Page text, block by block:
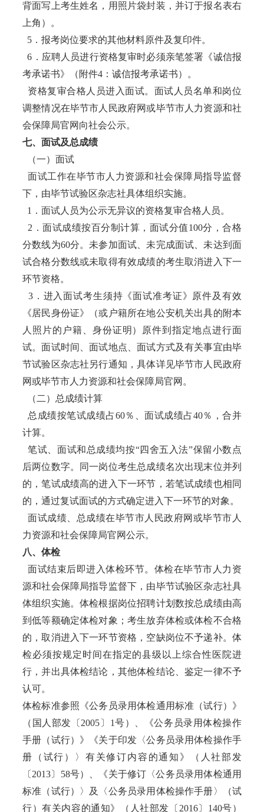
背面写上考生姓名，用照片袋封装，并订于报名表右
上角）。
5．报考岗位要求的其他材料原件及复印件。
6．应聘人员进行资格复审时必须亲笔签署《诚信报
考承诺书》（附件4：诚信报考承诺书）。
资格复审合格人员进入面试。面试人员名单和岗位
调整情况在毕节市人民政府网或毕节市人力资源和社
会保障局官网向社会公示。
七、面试及总成绩
（一）面试
面试工作在毕节市人力资源和社会保障局指导监督
下，由毕节试验区杂志社具体组织实施。
1．面试人员为公示无异议的资格复审合格人员。
2．面试成绩按百分制计算，面试分值100分，合格
分数线为60分。未参加面试、未完成面试、未达到面
试合格分数线或未取得有效成绩的考生取消进入下一
环节资格。
3．进入面试考生须持《面试准考证》原件及有效
《居民身份证》（或户籍所在地公安机关出具的附本
人照片的户籍、身份证明）原件到指定地点进行面
试。面试时间、面试地点、面试方式及有关事宜由毕
节试验区杂志社另行通知，具体详见毕节市人民政府
网或毕节市人力资源和社会保障局官网。
（二）总成绩计算
总成绩按笔试成绩占60％、面试成绩占40％，合并
计算。
笔试、面试和总成绩均按“四舍五入法”保留小数点
后两位数字。同一岗位考生总成绩名次出现末位并列
的，笔试成绩高的进入下一环节，若笔试成绩也相同
的，通过复试面试的方式确定进入下一环节的对象。
面试成绩、总成绩在毕节市人民政府网或毕节市人
力资源和社会保障局官网公示。
八、体检
面试结束后即进入体检环节。体检在毕节市人力资
源和社会保障局指导监督下，由毕节试验区杂志社具
体组织实施。体检根据岗位招聘计划数按总成绩由高
到低等额确定体检对象；考生放弃体检或体检不合格
的，取消进入下一环节资格，空缺岗位不予递补。体
检必须按规定时间在指定的县级以上综合性医院进
行，并出具体检结论，其他体检结论、鉴定一律不予
认可。
体检标准参照《公务员录用体检通用标准（试行）》
（国人部发〔2005〕1号）、《公务员录用体检操作
手册（试行）》《关于印发〈公务员录用体检操作手
册（试行）〉有关修订内容的通知》（人社部发
〔2013〕58号）、《关于修订〈公务员录用体检通用
标准（试行）〉及〈公务员录用体检操作手册〉（试
行）有关内容的通知》（人社部发〔2016〕140号）